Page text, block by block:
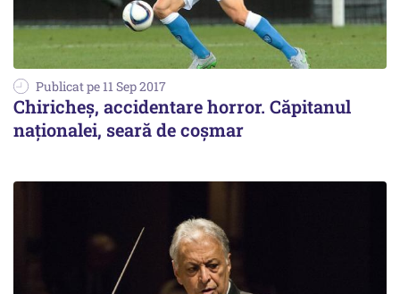
Publicat pe 11 Sep 2017
Chiricheș, accidentare horror. Căpitanul
naționalei, seară de coșmar